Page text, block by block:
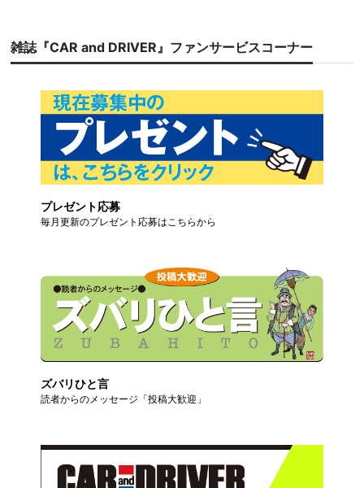
雑誌『CAR and DRIVER』ファンサービスコーナー
プレゼント応募
毎月更新のプレゼント応募はこちらから
ズバリひと言
読者からのメッセージ「投稿大歓迎」